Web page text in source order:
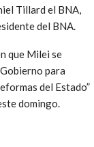
Tillard el BNA,
del BNA.
que Milei se
para
del Estado”
domingo.